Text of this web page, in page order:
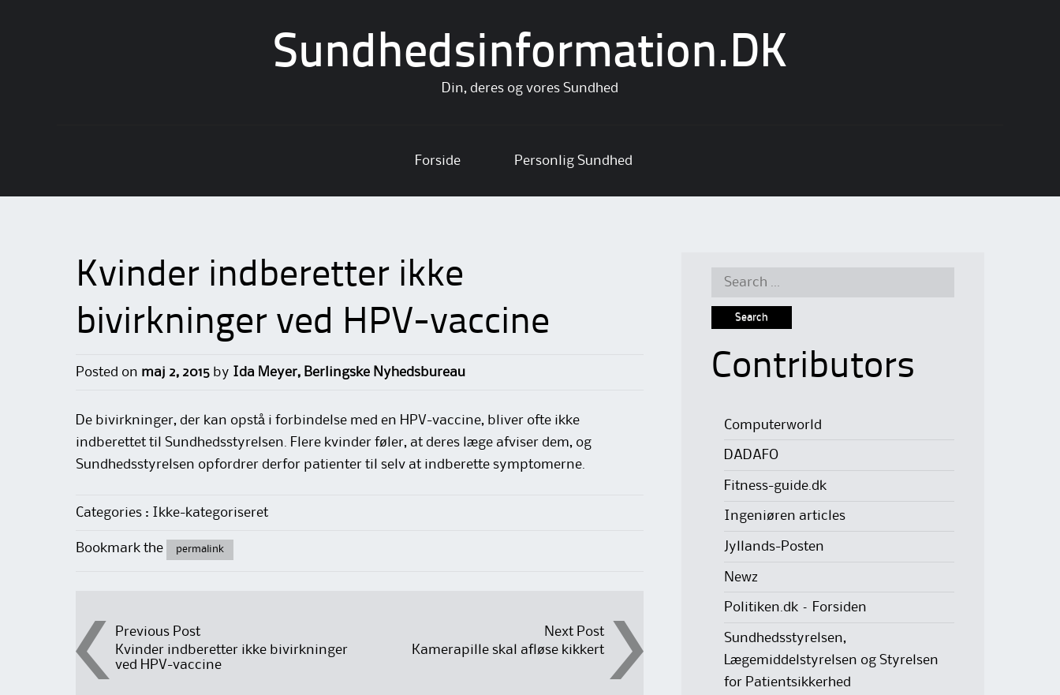
Sundhedsinformation.DK
Din, deres og vores Sundhed
content
Forside Personlig Sundhed
Kvinder indberetter ikke
bivirkninger ved HPV-vaccine
Posted on maj 2, 2015 by Ida Meyer, Berlingske Nyhedsbureau
De bivirkninger, der kan opstå i forbindelse med en HPV-vaccine, bliver ofte ikke
indberettet til Sundhedsstyrelsen. Flere kvinder føler, at deres læge afviser dem, og
Sundhedsstyrelsen opfordrer derfor patienter til selv at indberette symptomerne.
Categories : Ikke-kategoriseret
Bookmark the permalink
Post
navigation
Previous Post
Kvinder indberetter ikke bivirkninger
ved HPV-vaccine
Next Post
Kamerapille skal afløse kikkert
Search
Contributors
Computerworld
DADAFO
Fitness-guide.dk
Ingeniøren articles
Jyllands-Posten
Newz
Politiken.dk – Forsiden
Sundhedsstyrelsen,
Lægemiddelstyrelsen og Styrelsen
for Patientsikkerhed